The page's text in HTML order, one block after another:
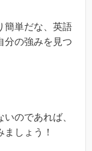
簡単だな、英語
分の強みを見つ
のであれば、
しょう！